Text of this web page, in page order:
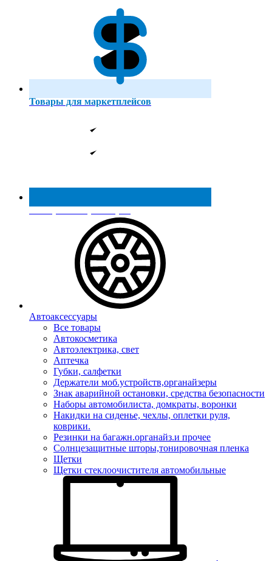
Товары для маркетплейсов
Реестр МинПромТорга
Автоаксессуары
Все товары
Автокосметика
Автоэлектрика, свет
Аптечка
Губки, салфетки
Держатели моб.устройств,органайзеры
Знак аварийной остановки, средства безопасности
Наборы автомобилиста, домкраты, воронки
Накидки на сиденье, чехлы, оплетки руля,
коврики.
Резинки на багажн.органайз.и прочее
Солнцезащитные шторы,тонировочная пленка
Щетки
Щетки стеклоочистителя автомобильные